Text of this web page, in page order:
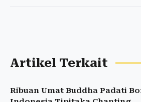
Artikel Terkait
Ribuan Umat Buddha Padati